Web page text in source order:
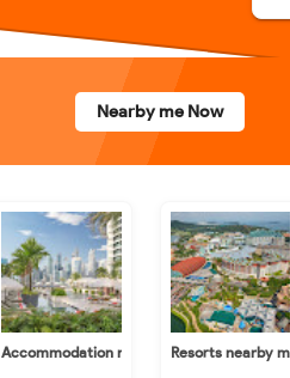
Nearby me Now
Accommodation nearby me in Singapore
Resorts nearby